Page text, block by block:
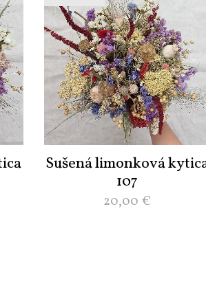
Sušená limonková
107
20,00 €